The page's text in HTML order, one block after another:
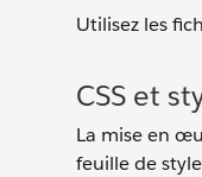
Utilisez les
CSS et
La mise en
feuille de